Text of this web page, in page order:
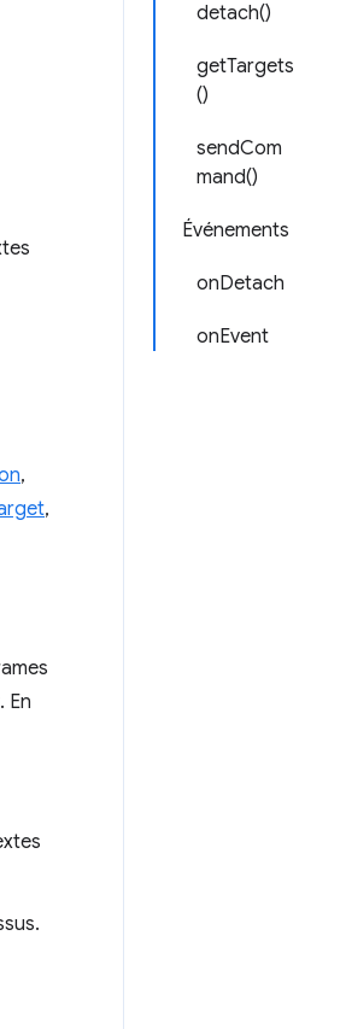
detach()
getTargets
()
sendCom
mand()
Événements
onDetach
onEvent
,
,
En